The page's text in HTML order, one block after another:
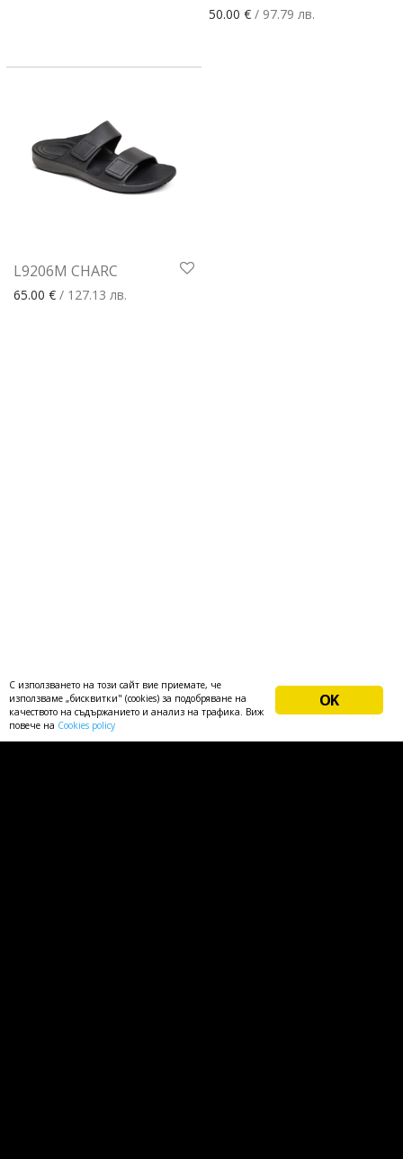
50.00 € / 97.79 лв.
L9206M CHARC
65.00 € / 127.13 лв.
OK
С използването на този сайт вие приемате, че
използваме „бисквитки" (cookies) за подобряване на
качеството на съдържанието и анализ на трафика. Виж
повече на Cookies policy